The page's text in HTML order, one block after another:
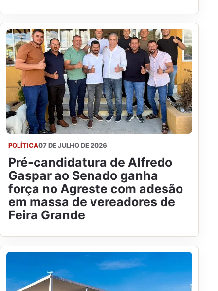
POLÍTICA07 DE JULHO DE 2026
Pré-candidatura de Alfredo
Gaspar ao Senado ganha
força no Agreste com adesão
em massa de vereadores de
Feira Grande